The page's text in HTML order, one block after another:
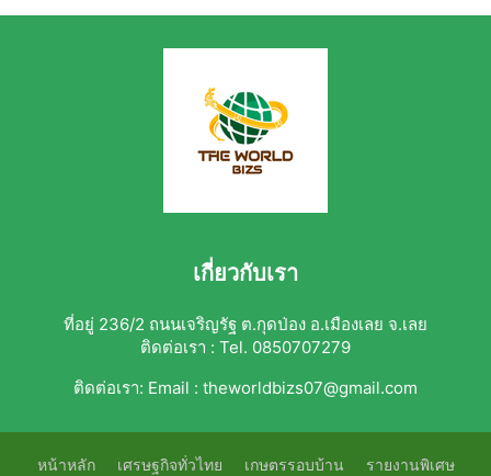
เกี่ยวกับเรา
ที่อยู่ 236/2 ถนนเจริญรัฐ ต.กุดป่อง อ.เมืองเลย จ.เลย
ติดต่อเรา : Tel. 0850707279
ติดต่อเรา: Email : theworldbizs07@gmail.com
หน้าหลัก เศรษฐกิจทั่วไทย เกษตรรอบบ้าน รายงานพิเศษ